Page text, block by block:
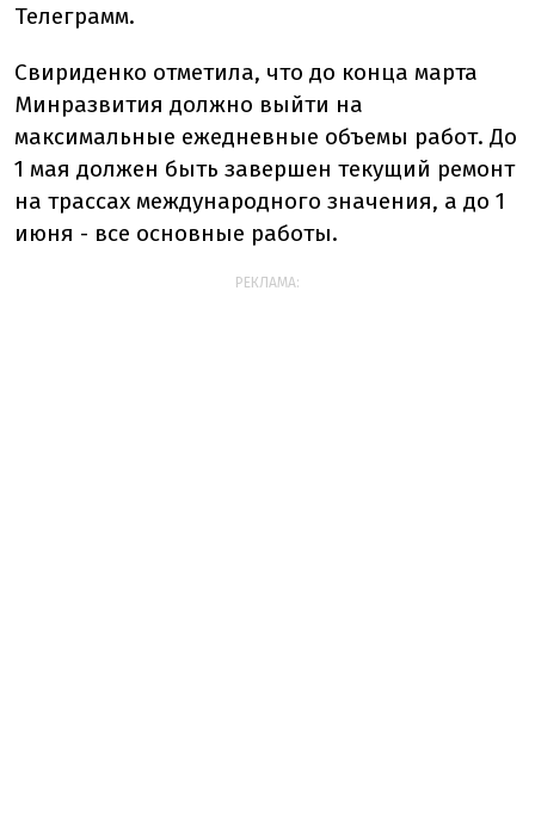
Телеграмм.
Свириденко отметила, что до конца марта
Минразвития должно выйти на
максимальные ежедневные объемы работ. До
1 мая должен быть завершен текущий ремонт
на трассах международного значения, а до 1
июня - все основные работы.
РЕКЛАМА: